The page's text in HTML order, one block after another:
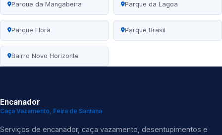
Parque da Mangabeira Parque da Lagoa
Parque Flora Parque Brasil
Bairro Novo Horizonte
Encanador
Caça Vazamento, Feira de Santana
Serviços de encanador, caça vazamento, desentupimentos e